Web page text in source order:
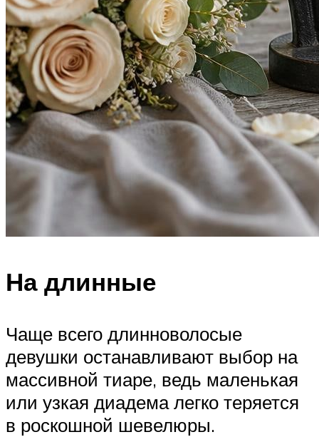
На длинные
Чаще всего длинноволосые
девушки останавливают выбор на
массивной тиаре, ведь маленькая
или узкая диадема легко теряется
в роскошной шевелюры.